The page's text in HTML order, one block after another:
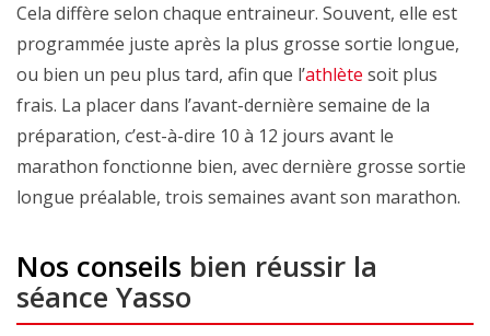
Cela diffère selon chaque entraineur. Souvent, elle est
programmée juste après la plus grosse sortie longue,
ou bien un peu plus tard, afin que l’athlète soit plus
frais. La placer dans l’avant-dernière semaine de la
préparation, c’est-à-dire 10 à 12 jours avant le
marathon fonctionne bien, avec dernière grosse sortie
longue préalable, trois semaines avant son marathon.
Nos conseils bien réussir la
séance Yasso